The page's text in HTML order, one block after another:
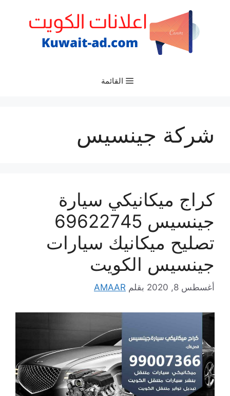
القائمة
شركة جينسيس
كراج ميكانيكي سيارة
جينسيس 69622745
تصليح ميكانيك سيارات
جينسيس الكويت
أغسطس 8, 2020 بقلم AMAAR